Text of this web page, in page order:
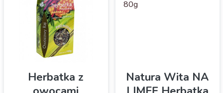
Herbatka z
Natura Wita NA